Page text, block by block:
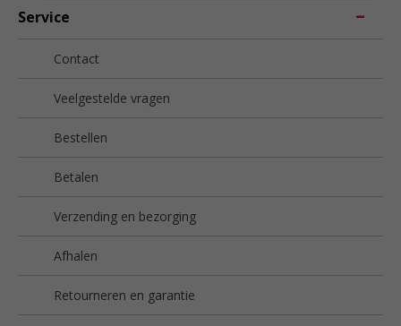
Service
Contact
Veelgestelde vragen
Bestellen
Betalen
Verzending en bezorging
Afhalen
Retourneren en garantie